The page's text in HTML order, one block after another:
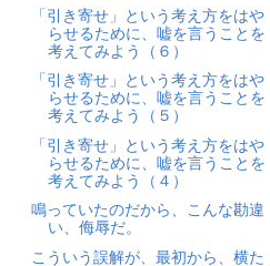
「引き寄せ」という考え方をはや
らせるために、嘘を言うことを
考えてみよう（６）
「引き寄せ」という考え方をはや
らせるために、嘘を言うことを
考えてみよう（５）
「引き寄せ」という考え方をはや
らせるために、嘘を言うことを
考えてみよう（４）
鳴っていたのだから、こんな勘違
い、侮辱だ。
こういう誤解が、最初から、横た